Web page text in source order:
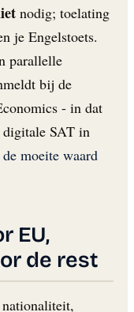
nodig; toelating
je Engelstoets.
parallelle
bij de
- in dat
digitale SAT in
moeite waard
EU,
de rest